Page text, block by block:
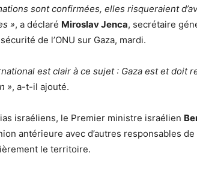
sont confirmées, elles risqueraient
», a déclaré Miroslav Jenca, secrétaire
de l’ONU sur Gaza, mardi.
est clair à ce sujet : Gaza est et doit
», a-t-il ajouté.
israéliens, le Premier ministre israélien
antérieure avec d’autres responsables de
le territoire.